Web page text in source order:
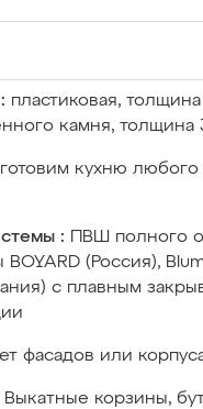
пластиковая,
камня, толщина
кухню любого
:
ПВШ полного
(Россия),
с плавным
фасадов или
Выкатные корзины,